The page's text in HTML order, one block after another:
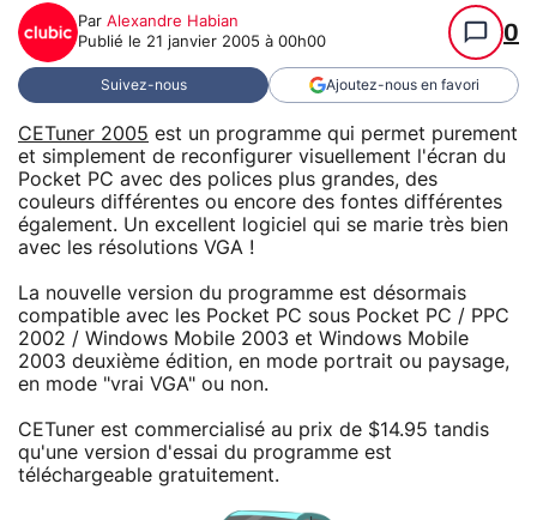
Par Alexandre Habian
Publié le 21 janvier 2005 à 00h00 0
Suivez-nous Ajoutez-nous en favori
CETuner 2005 est un programme qui permet purement
et simplement de reconfigurer visuellement l'écran du
Pocket PC avec des polices plus grandes, des
couleurs différentes ou encore des fontes différentes
également. Un excellent logiciel qui se marie très bien
avec les résolutions VGA !
La nouvelle version du programme est désormais
compatible avec les Pocket PC sous Pocket PC / PPC
2002 / Windows Mobile 2003 et Windows Mobile
2003 deuxième édition, en mode portrait ou paysage,
en mode "vrai VGA" ou non.
CETuner est commercialisé au prix de $14.95 tandis
qu'une version d'essai du programme est
téléchargeable gratuitement.